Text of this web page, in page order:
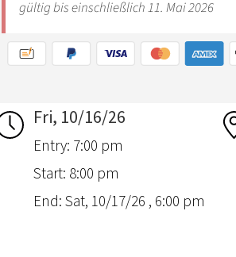
Fri, 10/16/26
Entry: 7:00 pm
Start: 8:00 pm
End: Sat, 10/17/26 , 6:00 pm